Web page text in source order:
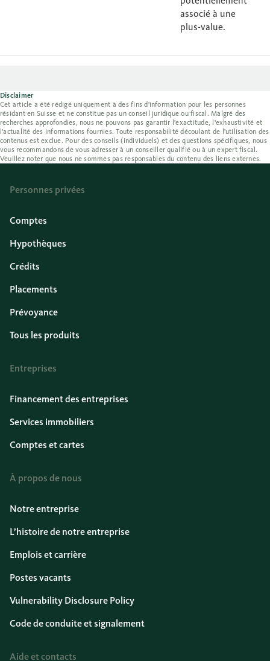
associé à une
plus-value.
Disclaimer
Cet article a été rédigé uniquement à des fins d'information pour les personnes
résidant en Suisse et ne constitue pas un conseil juridique ou fiscal. Malgré des
recherches approfondies, nous ne pouvons pas garantir l'exactitude, l'exhaustivité et
l'actualité des informations fournies. Toute responsabilité découlant de l'utilisation des
contenus est exclue. Pour des conseils (individuels) et des questions spécifiques, nous
vous recommandons de vous adresser à un conseiller qualifié ou à un expert fiscal.
Veuillez noter que nous ne sommes pas responsables du contenu des liens externes.
Personnes privées
Comptes
Hypothèques
Crédits
Placements
Prévoyance
Tous les produits
Entreprises
Financement des entreprises
Services immobiliers
Comptes et cartes
À propos de nous
Notre entreprise
L’histoire de notre entreprise
Emplois et carrière
Postes vacants
Vulnerability Disclosure Policy
Code de conduite et signalement
Aide et contacts